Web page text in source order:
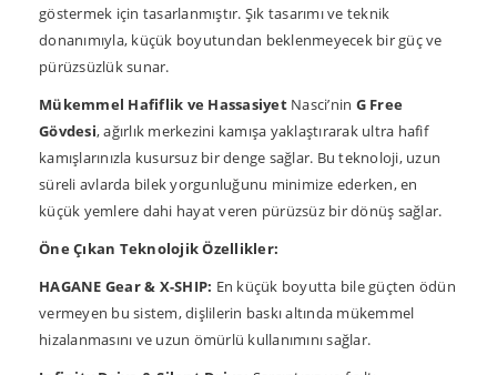
göstermek için tasarlanmıştır. Şık tasarımı ve teknik
donanımıyla, küçük boyutundan beklenmeyecek bir güç ve
pürüzsüzlük sunar.
Mükemmel Hafiflik ve HassasiyetNasci’nin G Free
Gövdesi, ağırlık merkezini kamışa yaklaştırarak ultra hafif
kamışlarınızla kusursuz bir denge sağlar. Bu teknoloji, uzun
süreli avlarda bilek yorgunluğunu minimize ederken, en
küçük yemlere dahi hayat veren pürüzsüz bir dönüş sağlar.
Öne Çıkan Teknolojik Özellikler:
HAGANE Gear & X-SHIP: En küçük boyutta bile güçten ödün
vermeyen bu sistem, dişlilerin baskı altında mükemmel
hizalanmasını ve uzun ömürlü kullanımını sağlar.